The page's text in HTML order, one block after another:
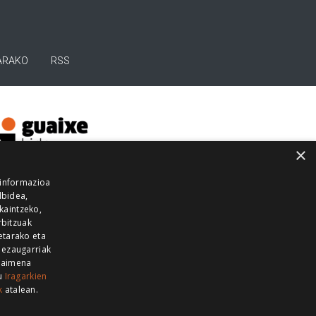
RSS
GUKA
×
eta
Iragarkien
atalean.